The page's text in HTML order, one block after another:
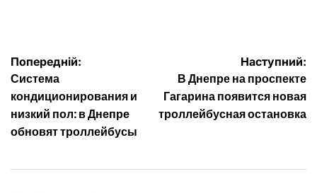
Навігація
записів
Попередній:
Система
кондиционирования и
низкий пол: в Днепре
обновят троллейбусы
Наступний:
В Днепре на проспекте
Гагарина появится новая
троллейбусная остановка